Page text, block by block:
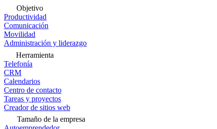
Objetivo
Productividad
Comunicación
Movilidad
Administración y liderazgo
Herramienta
Telefonía
CRM
Calendarios
Centro de contacto
Tareas y proyectos
Creador de sitios web
Tamaño de la empresa